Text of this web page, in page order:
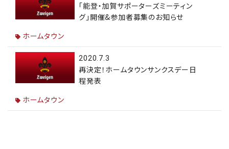
「能登・加賀サポーターズミーティン
グ」開催&参加者募集のお知らせ
ホームタウン
2020.7.3
再決定！ホームタウンサンクスデー日
程発表
ホームタウン